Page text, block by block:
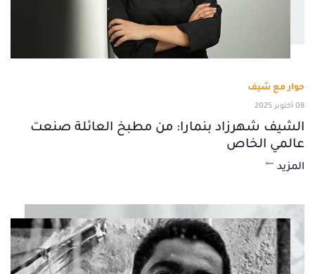
حوار مع شيف
08 أكتوبر 2025
الشيف شهرزاد بنمارا: من مطبخ العائلة صنعت
عالمي الخاص
المزيد